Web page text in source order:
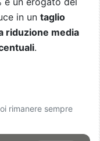
in un taglio
riduzione media
.
rimanere sempre